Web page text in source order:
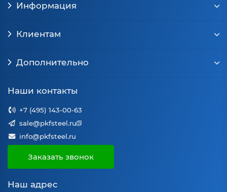
Информация
Клиентам
Дополнительно
Наши контакты
+7 (495) 143-00-63
sale@pkfsteel.ru
info@pkfsteel.ru
Заказать звонок
Наш адрес